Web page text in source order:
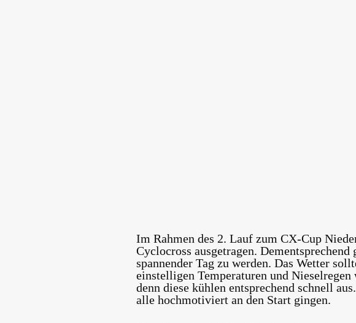
Im Rahmen des 2. Lauf zum CX-Cup
Cyclocross ausgetragen.
spannender Tag zu werden. Das Wetter
einstelligen Temperaturen und
denn diese kühlen entsprechend schnell
alle hochmotiviert an den Start gingen.